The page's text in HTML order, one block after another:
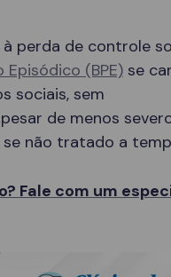
perda de controle
Episódico (BPE) se
sociais, sem
de menos
não tratado a
Fale com um